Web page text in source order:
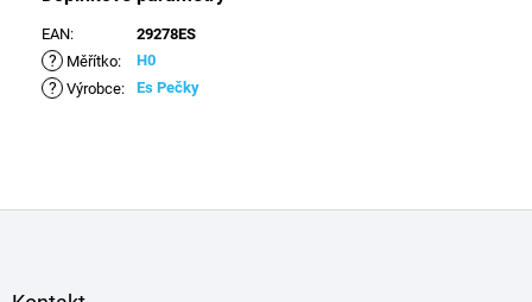
EAN: 29278ES
? Měřítko: H0
? Výrobce: Es Pečky